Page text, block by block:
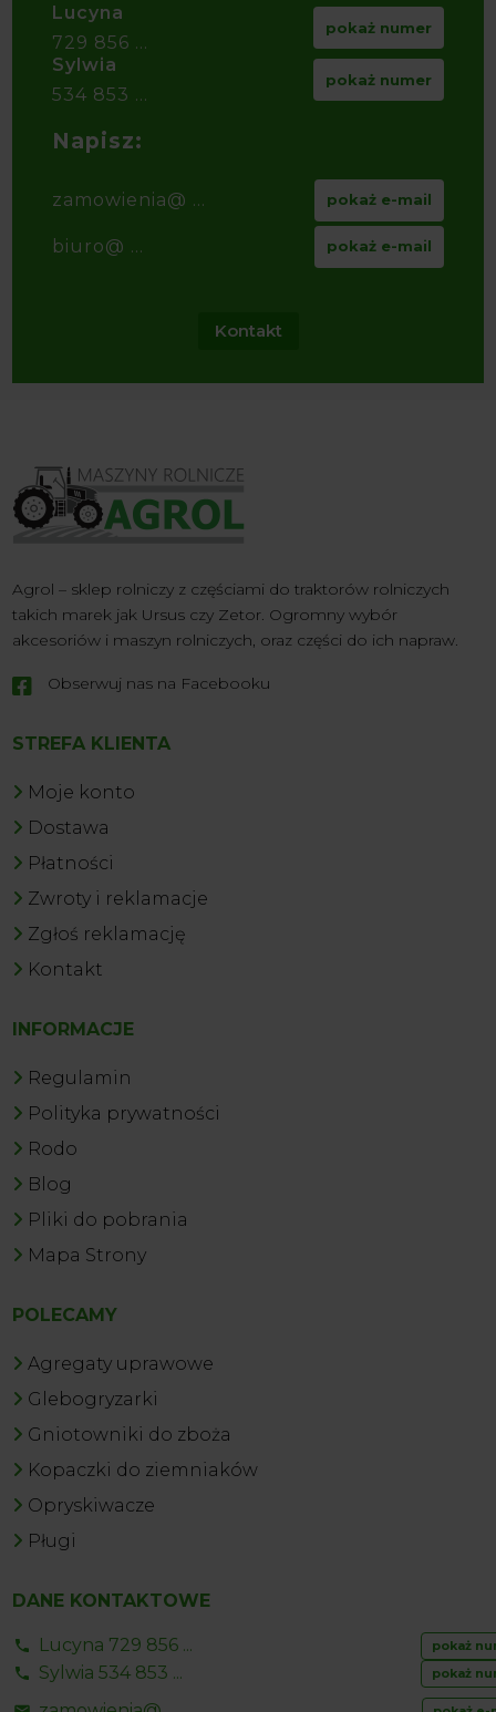
Lucyna
729 856 ...
pokaż numer
Sylwia
534 853 ...
pokaż numer
Napisz:
zamowienia@ ... pokaż e-mail
biuro@ ... pokaż e-mail
Kontakt
Agrol – sklep rolniczy z częściami do traktorów rolniczych
takich marek jak Ursus czy Zetor. Ogromny wybór
akcesoriów i maszyn rolniczych, oraz części do ich napraw.
 Obserwuj nas na Facebooku
STREFA KLIENTA
Moje konto
Dostawa
Płatności
Zwroty i reklamacje
Zgłoś reklamację
Kontakt
INFORMACJE
Regulamin
Polityka prywatności
Rodo
Blog
Pliki do pobrania
Mapa Strony
POLECAMY
Agregaty uprawowe
Glebogryzarki
Gniotowniki do zboża
Kopaczki do ziemniaków
Opryskiwacze
Pługi
DANE KONTAKTOWE
Lucyna 729 856 ... pokaż
Sylwia 534 853 ... pokaż